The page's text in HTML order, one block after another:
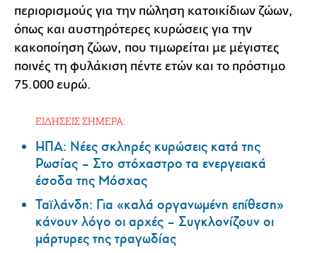
περιορισμούς για την πώληση κατοικίδιων ζώων,
όπως και αυστηρότερες κυρώσεις για την
κακοποίηση ζώων, που τιμωρείται με μέγιστες
ποινές τη φυλάκιση πέντε ετών και το πρόστιμο
75.000 ευρώ.
ΕΙΔΗΣΕΙΣ ΣΗΜΕΡΑ:
ΗΠΑ: Nέες σκληρές κυρώσεις κατά της
Ρωσίας – Στο στόχαστρο τα ενεργειακά
έσοδα της Μόσχας
Ταϊλάνδη: Για «καλά οργανωμένη επίθεση»
κάνουν λόγο οι αρχές – Συγκλονίζουν οι
μάρτυρες της τραγωδίας